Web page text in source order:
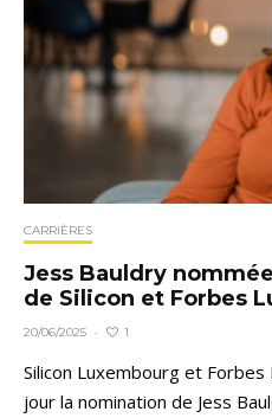
CARRIÈRES
Jess Bauldry
de Silicon et Forbes
20/06/2025 · 1
Silicon Luxembourg et
jour la nomination de Jess